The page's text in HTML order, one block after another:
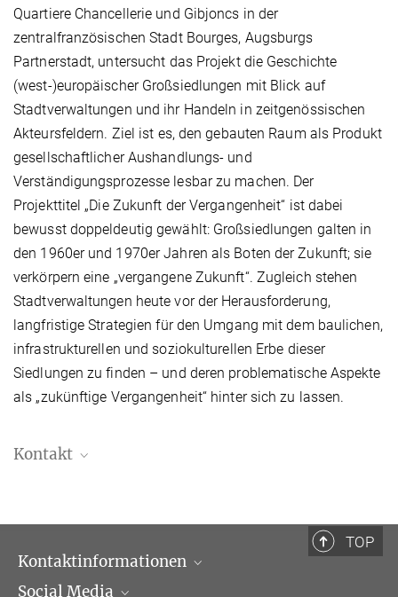
Quartiere Chancellerie und Gibjoncs in der
zentralfranzösischen Stadt Bourges, Augsburgs
Partnerstadt, untersucht das Projekt die Geschichte
(west-)europäischer Großsiedlungen mit Blick auf
Stadtverwaltungen und ihr Handeln in zeitgenössischen
Akteursfeldern. Ziel ist es, den gebauten Raum als Produkt
gesellschaftlicher Aushandlungs- und
Verständigungsprozesse lesbar zu machen. Der
Projekttitel „Die Zukunft der Vergangenheit“ ist dabei
bewusst doppeldeutig gewählt: Großsiedlungen galten in
den 1960er und 1970er Jahren als Boten der Zukunft; sie
verkörpern eine „vergangene Zukunft“. Zugleich stehen
Stadtverwaltungen heute vor der Herausforderung,
langfristige Strategien für den Umgang mit dem baulichen,
infrastrukturellen und soziokulturellen Erbe dieser
Siedlungen zu finden – und deren problematische Aspekte
als „zukünftige Vergangenheit“ hinter sich zu lassen.
Kontakt
collin@...
TOP
Kontaktinformationen
Öffnungszeiten & Anfahrt
Social Media